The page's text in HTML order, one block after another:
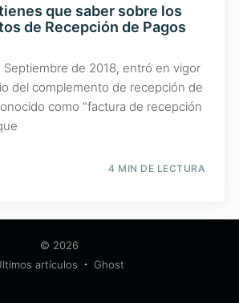
que saber sobre los
de Recepción de Pagos
Septiembre de 2018, entró en vigor
del complemento de recepción de
como "factura de recepción
4 MIN DE LECTURA
© 2026
artículos
Ghost